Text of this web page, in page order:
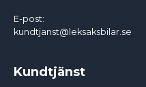
E-post:
kundtjanst@leksaksbilar.se
Kundtjänst